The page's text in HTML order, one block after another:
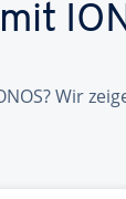
Wir